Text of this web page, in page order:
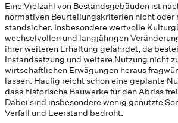
Eine Vielzahl von Bestandsgebäuden ist
normativen Beurteilungskriterien nicht oder
standsicher. Insbesondere wertvolle
wechselvollen und langjährigen
ihrer weiteren Erhaltung gefährdet, da
Instandsetzung und weitere Nutzung nicht
wirtschaftlichen Erwägungen heraus
lassen. Häufig reicht schon eine geplante
dass historische Bauwerke für den Abriss
Dabei sind insbesondere wenig genutzte
Verfall und Leerstand bedroht.